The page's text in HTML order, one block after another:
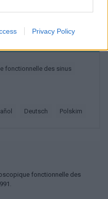
Privacy Policy
? Suivez-
Google
fonctionnelle des sinus
deutsch polskim
fonctionnelle des